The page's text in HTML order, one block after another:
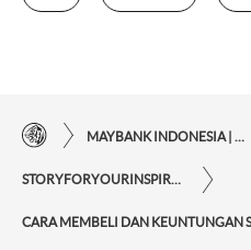
MAYBANK INDONESIA | KEMUDAHAN TRANSAKSI FINANSIAL DI UJUNG JARI ANDA
STORYFORYOURINSPIRATIONPERSONAL